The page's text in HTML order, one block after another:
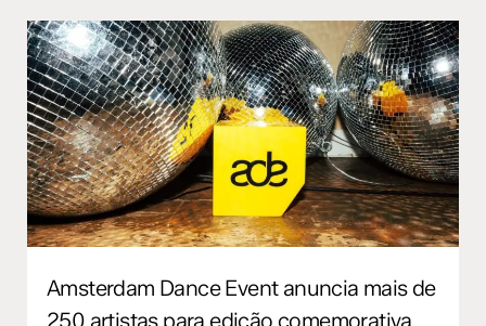
Amsterdam Dance Event anuncia mais de
250 artistas para edição comemorativa